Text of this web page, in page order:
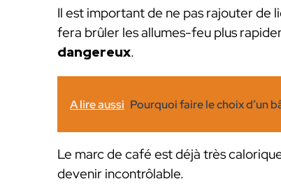
Il est important de ne pas rajouter de
fera brûler les allumes-feu plus
dangereux.
A lire aussi Pourquoi faire le choix d’un
Le marc de café est déjà très
devenir incontrôlable.